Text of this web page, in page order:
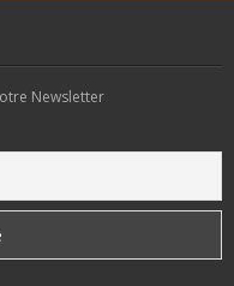
Newsletter